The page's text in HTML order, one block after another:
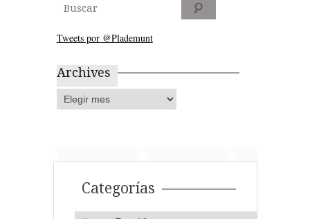
Tweets por @Plademunt
Archives
Categorías